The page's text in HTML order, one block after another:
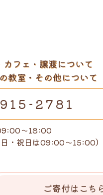
フェ・譲渡について
教室・その他について
2781
～18:00
・祝日は09:00～15:00）
ご寄付はこち